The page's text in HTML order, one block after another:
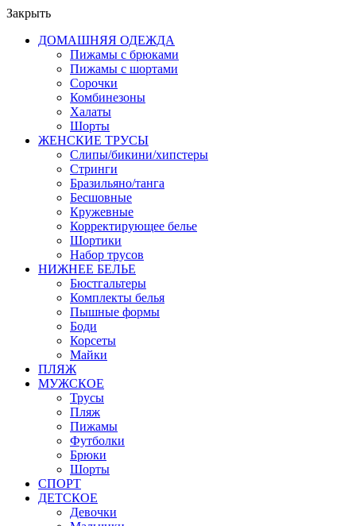
Закрыть
ДОМАШНЯЯ ОДЕЖДА
Пижамы с брюками
Пижамы с шортами
Сорочки
Комбинезоны
Халаты
Шорты
ЖЕНСКИЕ ТРУСЫ
Слипы/бикини/хипстеры
Стринги
Бразильяно/танга
Бесшовные
Кружевные
Корректирующее белье
Шортики
Набор трусов
НИЖНЕЕ БЕЛЬЕ
Бюстгальтеры
Комплекты белья
Пышные формы
Боди
Корсеты
Майки
ПЛЯЖ
МУЖСКОЕ
Трусы
Пляж
Пижамы
Футболки
Брюки
Шорты
СПОРТ
ДЕТСКОЕ
Девочки